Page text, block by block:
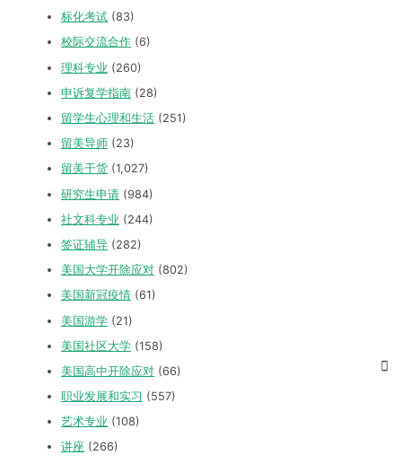
标化考试 (83)
校际交流合作 (6)
理科专业 (260)
申诉复学指南 (28)
留学生心理和生活 (251)
留美导师 (23)
留美干货 (1,027)
研究生申请 (984)
社文科专业 (244)
签证辅导 (282)
美国大学开除应对 (802)
美国新冠疫情 (61)
美国游学 (21)
美国社区大学 (158)
美国高中开除应对 (66)
职业发展和实习 (557)
艺术专业 (108)
讲座 (266)